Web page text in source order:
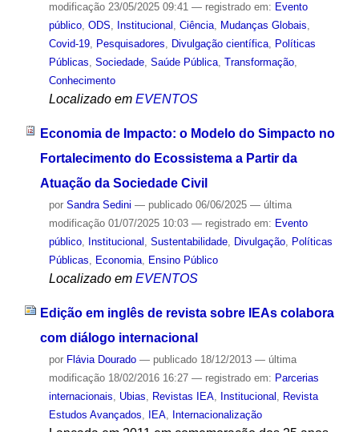
modificação23/05/2025 09:41 — registrado em: Evento
público, ODS, Institucional , Ciência, Mudanças Globais,
Covid-19, Pesquisadores, Divulgação científica, Políticas
Públicas, Sociedade, Saúde Pública, Transformação,
Conhecimento
Localizado em EVENTOS
Economia de Impacto: o Modelo do Simpacto no
Fortalecimento do Ecossistema a Partir da
Atuação da Sociedade Civil
por Sandra Sedini — publicado06/06/2025 — última
modificação01/07/2025 10:03 — registrado em: Evento
público, Institucional Sustentabilidade, Divulgação,
Políticas
Públicas
Economia, Ensino Público
Localizado em EVENTOS
Edição em inglês de revista sobre IEAs colabora
com diálogo internacional
por Flávia Dourado — publicado18/12/2013 — última
modificação18/02/2016 16:27 — registrado em: Parcerias
internacionais
Ubias Revistas IEA, Institucional
Revista
Estudos Avançados
IEA, Internacionalização